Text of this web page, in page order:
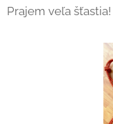
Prajem veľa šťastia!